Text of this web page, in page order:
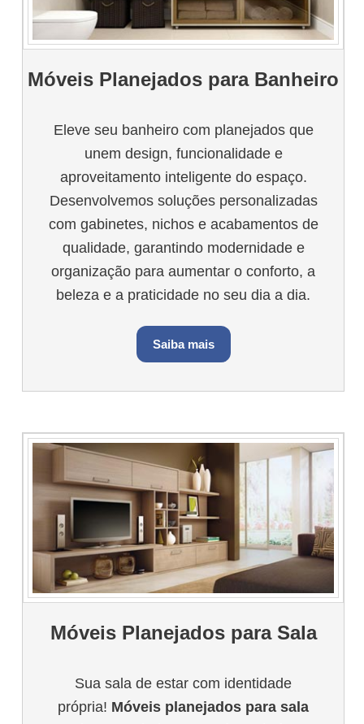
Móveis Planejados para Banheiro
Eleve seu banheiro com planejados que
unem design, funcionalidade e
aproveitamento inteligente do espaço.
Desenvolvemos soluções personalizadas
com gabinetes, nichos e acabamentos de
qualidade, garantindo modernidade e
organização para aumentar o conforto, a
beleza e a praticidade no seu dia a dia.
Saiba mais
Móveis Planejados para Sala
Sua sala de estar com identidade
própria! Móveis planejados para sala